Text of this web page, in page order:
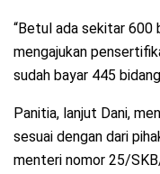
“Betul ada sekitar 600
mengajukan
sudah bayar 445
Panitia, lanjut Dani,
sesuai dengan dari
menteri nomor 25/